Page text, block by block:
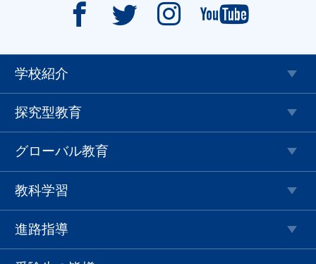
   
学校紹介
探究型教育
グローバル教育
教科学習
進路指導